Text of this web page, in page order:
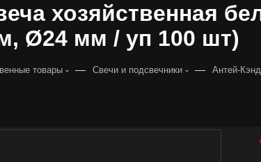
хозяйственная
Ø24 мм / уп 100 шт)
товары — Свечи и подсвечники — Антей-